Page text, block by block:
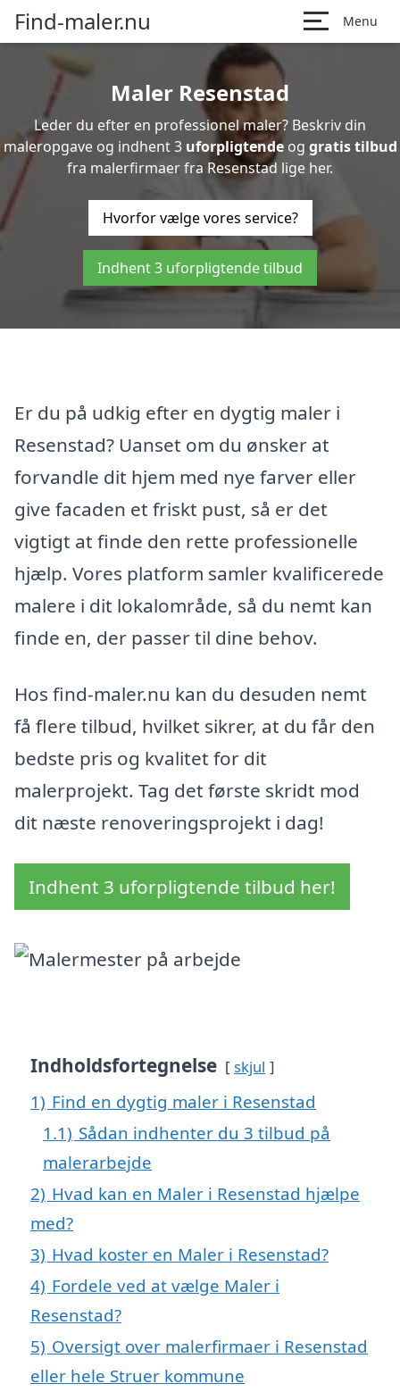
Find-maler.nu Menu
Maler Resenstad
Leder du efter en professionel maler? Beskriv din
maleropgave og indhent 3 uforpligtendeog gratis tilbud
fra malerfirmaer fra Resenstad lige her.
Hvorfor vælge vores service?
Indhent 3 uforpligtende tilbud
Er du på udkig efter en dygtig maler i
Resenstad? Uanset om du ønsker at
forvandle dit hjem med nye farver eller
give facaden et friskt pust, så er det
vigtigt at finde den rette professionelle
hjælp. Vores platform samler kvalificerede
malere i dit lokalområde, så du nemt kan
finde en, der passer til dine behov.
Hos find-maler.nu kan du desuden nemt
få flere tilbud, hvilket sikrer, at du får den
bedste pris og kvalitet for dit
malerprojekt. Tag det første skridt mod
dit næste renoveringsprojekt i dag!
Indhent 3 uforpligtende tilbud her!
Indholdsfortegnelse skjul
1) Find en dygtig maler i Resenstad
1.1) Sådan indhenter du 3 tilbud på
malerarbejde
2) Hvad kan en Maler i Resenstad hjælpe
med?
3) Hvad koster en Maler i Resenstad?
4) Fordele ved at vælge Maler i
Resenstad?
5) Oversigt over malerfirmaer i Resenstad
eller hele Struer kommune